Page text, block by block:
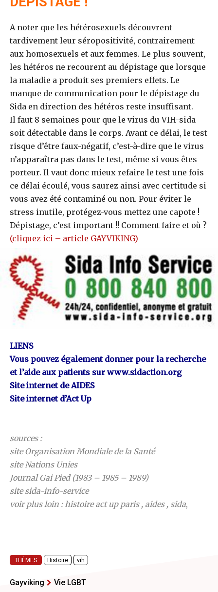
A noter que les hétérosexuels découvrent
tardivement leur séropositivité, contrairement
aux homosexuels et aux femmes. Le plus souvent,
les hétéros ne recourent au dépistage que lorsque
la maladie a produit ses premiers effets. Le
manque de communication pour le dépistage du
Sida en direction des hétéros reste insuffisant.
Il faut 8 semaines pour que le virus du VIH-sida
soit détectable dans le corps. Avant ce délai, le test
risque d’être faux-négatif, c’est-à-dire que le virus
n’apparaîtra pas dans le test, même si vous êtes
porteur. Il vaut donc mieux refaire le test une fois
ce délai écoulé, vous saurez ainsi avec certitude si
vous avez été contaminé ou non. Pour éviter le
stress inutile, protégez-vous mettez une capote !
Dépistage, c’est important !! Comment faire et où ?
(cliquez ici – article GAYVIKING)
LIENS
Vous pouvez également donner pour la recherche
et l’aide aux patients sur www.sidaction.org
Site internet de AIDES
Site internet d’Act Up
sources :
siteOrganisation Mondiale de la Santé
site Nations Unies
Journal Gai Pied (1983 – 1985 – 1989)
sitesida-info-service
voir plus loin : histoireact up paris , aides, sida,
THÈMES Histoire vih
Gayviking Vie LGBT